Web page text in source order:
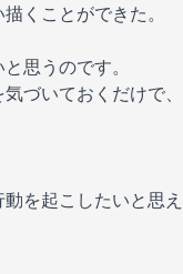
くことができた。
思うのです。
づいておくだけで
を起こしたいと思え